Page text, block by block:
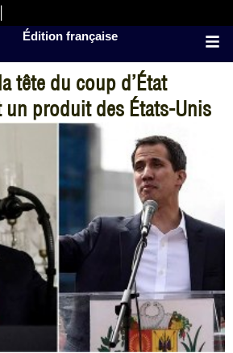
Édition française
tête du coup d’État
un produit des États-Unis